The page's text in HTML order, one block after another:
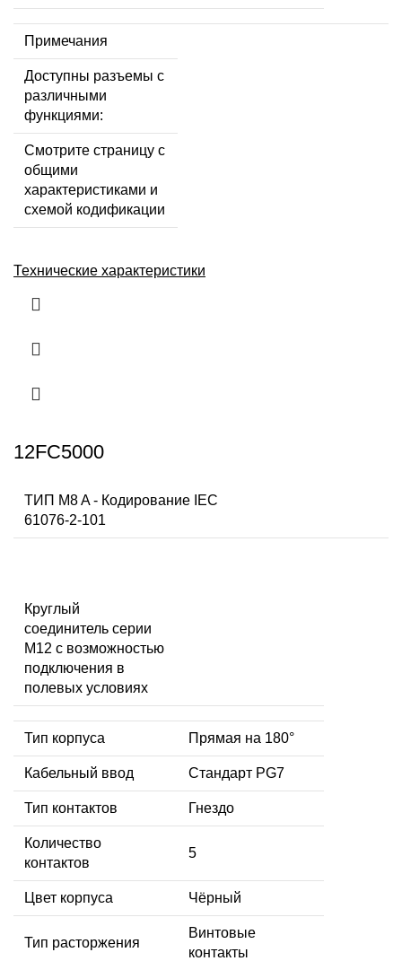
Примечания
Доступны разъемы с
различными
функциями:
Смотрите страницу с
общими
характеристиками и
схемой кодификации
Технические характеристики
12FC5000
ТИП M8 A - Кодирование IEC
61076-2-101
Круглый
соединитель серии
M12 с возможностью
подключения в
полевых условиях
Тип корпуса Прямая на 180°
Кабельный ввод Стандарт PG7
Тип контактов Гнездо
Количество
контактов
5
Цвет корпуса Чёрный
Тип расторжения
Винтовые
контакты